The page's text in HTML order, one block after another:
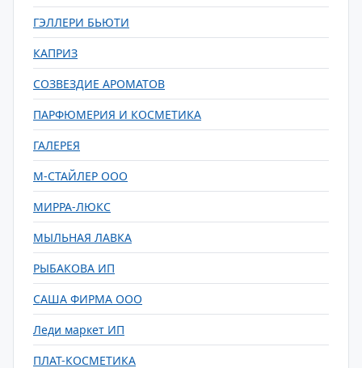
ГЭЛЛЕРИ БЬЮТИ
КАПРИЗ
СОЗВЕЗДИЕ АРОМАТОВ
ПАРФЮМЕРИЯ И КОСМЕТИКА
ГАЛЕРЕЯ
М-СТАЙЛЕР ООО
МИРРА-ЛЮКС
МЫЛЬНАЯ ЛАВКА
РЫБАКОВА ИП
САША ФИРМА ООО
Леди маркет ИП
ПЛАТ-КОСМЕТИКА